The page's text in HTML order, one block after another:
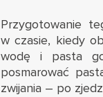
Przygotowanie
w czasie, kiedy
wodę i pasta
posmarować
zwijania – po